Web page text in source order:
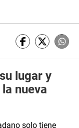
lugar y
nueva
solo tiene